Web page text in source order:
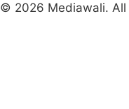
© 2026 Mediawali. All